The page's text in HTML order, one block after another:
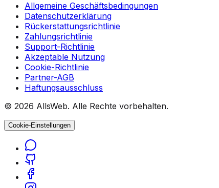
Allgemeine Geschäftsbedingungen
Datenschutzerklärung
Rückerstattungsrichtlinie
Zahlungsrichtlinie
Support-Richtlinie
Akzeptable Nutzung
Cookie-Richtlinie
Partner-AGB
Haftungsausschluss
© 2026 AllsWeb. Alle Rechte vorbehalten.
Cookie-Einstellungen